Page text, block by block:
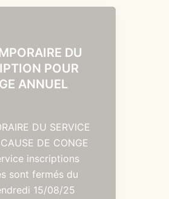
DU
POUR
ANNUEL
DU SERVICE
DE CONGE
inscriptions
sont fermés du
15/08/25